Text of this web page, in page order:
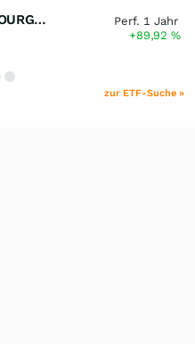
MULTI UNITS LUXEMBOURG - Lyxor MSCI Semiconductors ESG Filtered
Perf. 1 Jahr
+89,92%
zur ETF-Suche »